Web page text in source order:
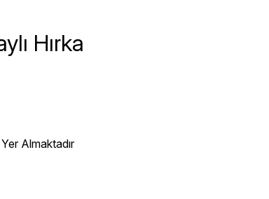
Hırka
Almaktadır